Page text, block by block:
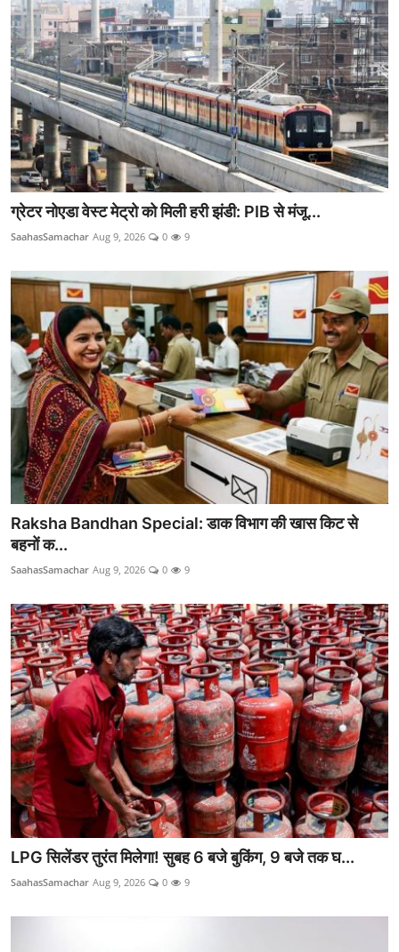
ग्रेटर नोएडा वेस्ट मेट्रो को मिली हरी झंडी: PIB से मंजू...
SaahasSamachar Aug 9, 2026 0 9
Raksha Bandhan Special: डाक विभाग की खास किट से
बहनों क...
SaahasSamachar Aug 9, 2026 0 9
LPG सिलेंडर तुरंत मिलेगा! सुबह 6 बजे बुकिंग, 9 बजे तक घ...
SaahasSamachar Aug 9, 2026 0 9